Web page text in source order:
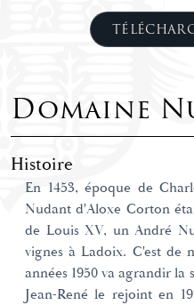
Domaine
Histoire
En 1453, époque de
Nudant d'Aloxe Corton
de Louis XV, un André
vignes à Ladoix. C'est de
années 1950 va agrandir
Jean-René le rejoint en